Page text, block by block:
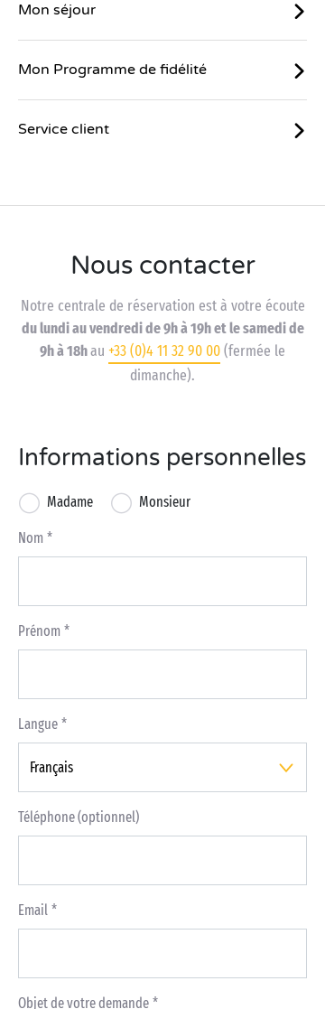
Mon séjour
Mon Programme de fidélité
Service client
Nous contacter
Notre centrale de réservation est à votre écoute
du lundi au vendredi de 9h à 19h et le samedi de
9h à 18hau +33 (0)4 11 32 90 00(fermée le
dimanche).
Informations personnelles
Madame Monsieur
Nom
Prénom
Langue
Téléphone (optionnel)
Email
Objet de votre demande